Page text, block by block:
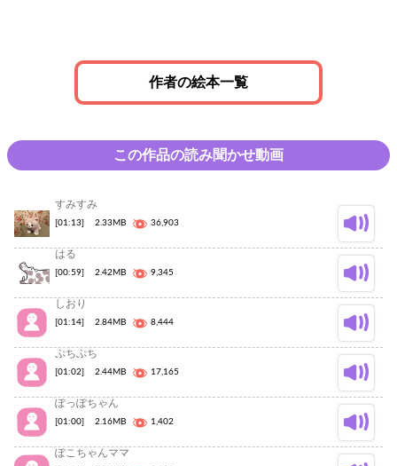
作者の絵本一覧
この作品の読み聞かせ動画
すみすみ
[01:13] 2.33MB 36,903
はる
[00:59] 2.42MB 9,345
しおり
[01:14] 2.84MB 8,444
ぷちぷち
[01:02] 2.44MB 17,165
ぽっぽちゃん
[01:00] 2.16MB 1,402
ぽこちゃんママ